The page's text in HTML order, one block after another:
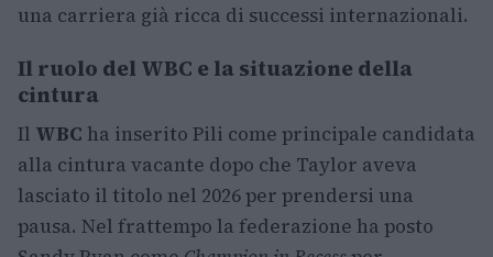
una carriera già ricca di successi internazionali.
Il ruolo del WBC e la situazione della
cintura
Il WBC ha inserito Pili come principale candidata
alla cintura vacante dopo che Taylor aveva
lasciato il titolo nel 2026 per prendersi una
pausa. Nel frattempo la federazione ha posto